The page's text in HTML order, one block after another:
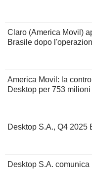
Claro (America Movil)
Brasile dopo
America Movil: la
Desktop per 753
Desktop S.A., Q4 2025
Desktop S.A.